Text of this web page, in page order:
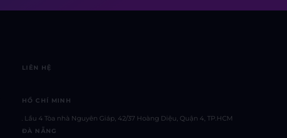
LIÊN HỆ
HỒ CHÍ MINH
Lầu 4 Tòa nhà Nguyên Giáp, 42/37 Hoàng Diệu, Quận 4, TP.HCM
ĐÀ NẴNG